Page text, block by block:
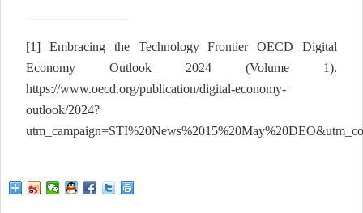
[1] Embracing the Technology Frontier OECD Digital
Economy Outlook 2024 (Volume 1).
https://www.oecd.org/publication/digital-economy-
outlook/2024?